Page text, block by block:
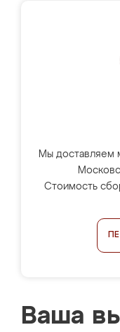
Мы доставляем
Стоимость
Ваша